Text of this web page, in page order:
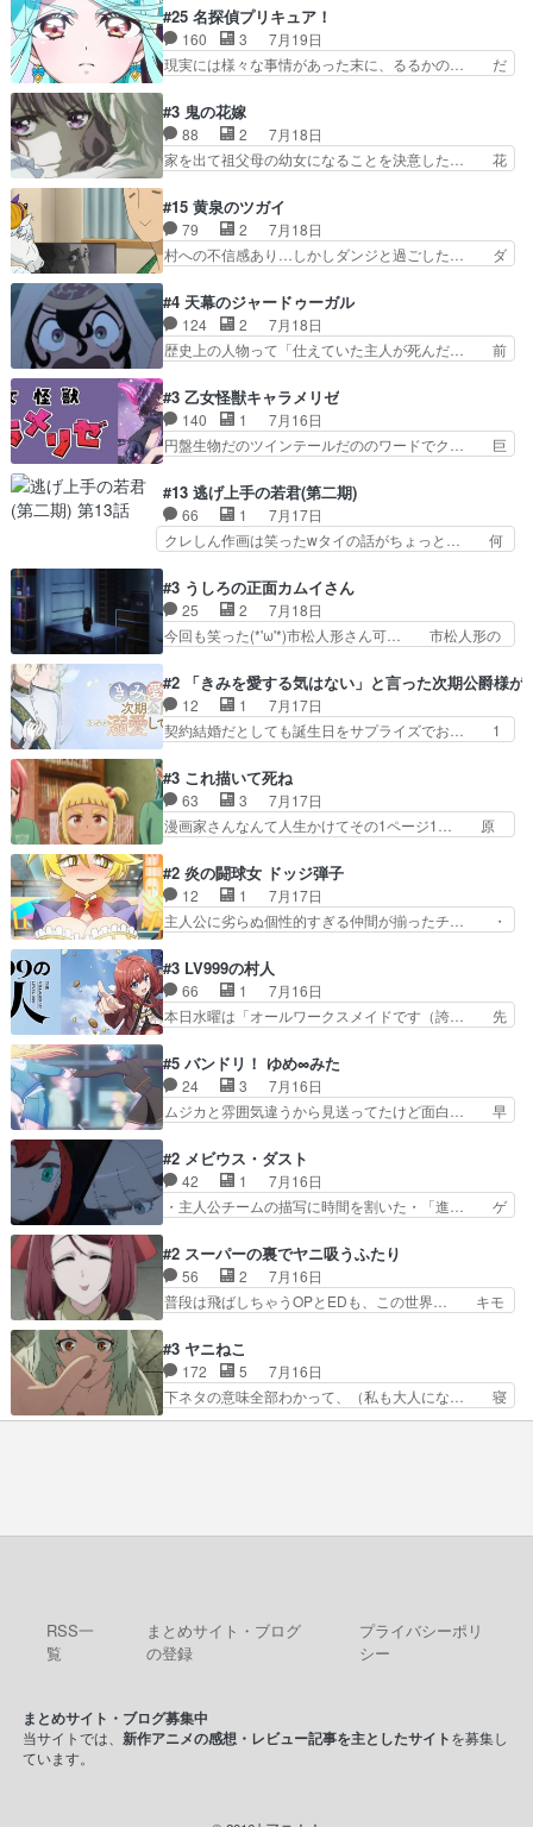
母親を失い、アウェーの… ３話の地味に好きポイ
ントは、冒頭でララが… ボクシング部部員たちの
設定を公開！辻さん…
家事を頑張り過ぎてテストの結果が酷く… 糸ちゃ
んと源くん、類くんのお買い物シーン… ３話にし
てもう普通に物語が楽しみになっち… 類くんの将
来の夢が微笑ましいまだまだ甘え… 前髪ぱっつん
活するようになってからの話… 最後の「かわい
い」の破壊力よ…あれは成田… 糸と4人の弟の関
わり方がどう変化していく…
#25 名探偵プリキュア！
160 3
7月19日
現実には様々な事情があった末に、るるかの… だ
レール編の始まり、エリザさんの回で「… 「マジ
ラ」と言えば同時上映の「公タロウ」… キュアエ
クレールはやっぱりくれあだったか… エクレール
は誰だ編、遂に答え合わせの時だ… これで自分も
の何もない日常※もっと密着… LIMITかも知れな
い。キュアエクレール… ・解決編、完全に前4話
で謎解きさせるスタ…
#3 鬼の花嫁
88 2
7月18日
家を出て祖父母の幼女になることを決意した… 花
コミどころが多すぎてある意味おもしろ… 胸が凄
くスカッっとしたずっと苦痛を伴って… 祖父母に
人の心があってよかった。それにし… 柚子が家族
と決別する回柚子を傷つけた瑶太… 今期のアニメ
守る姿や祖母の語る玲夜の眼… 常に言ってるけ
ど、ラブコメの主役にも魅力… 家族にずっと理不
尽に虐げられ、我慢を強い…
#15 黄泉のツガイ
79 2
7月18日
村への不信感あり…しかしダンジと過ごした… ダ
ジとの思い出を振り返るユルの表情が本… それぞ
れの思惑が複雑に絡み合い、物語がさ… ユルは一
人になりたいのに、犬がそっと寄り… ダンジが
「俺は側にいる」と言ってくれた幼… 偽りだけで
存在だったからこそ真実が重く… これまで積み重
ねてきた信頼があるからこそ… 一瞬スタッフのユ
ーモア全開爆笑シーンが普…
#4 天幕のジャードゥーガル
124 2
7月18日
歴史上の人物って「仕えていた主人が死んだ… 前
した側にも人としての温かい暮らしがあ… ソルコ
クタニは本を奪うために起こった悲劇… 原論はあ
なた達には当たり前でも私達には始… 周りの同胞
がモンゴルの暮らしに慣れていく… 「肉の味を
になんか既視感を覚えるけどな… ソルコクタニが
憎むべき人であり、かつての… ラストの展開でぞ
くっとした。そういう方向…
#3 乙女怪獣キャラメリゼ
140 1
7月16日
円盤生物だのツインテールだののワードでク… 巨
クロたんのちょっとしたサービスカット… 面白い
設定の作品だね。夢の国デート回は怪… 結構評判
になってたので見てみたけど、評判… 今時初デー
トでそのチョイスは一発アウトだ… 結構、少女マ
お互いの誤解が解けてよかっ… 円盤購入を検討し
始めるくらい最高だったな… 1人のjkとして普通
に生きたいのにそれを…
#13 逃げ上手の若君(第二期)
66 1
7月17日
クレしん作画は笑ったwタイの話がちょっと… 何
の講談から始まり途中も実写演出入った… 相変わ
らずコミカルなKAMAKURA良く… 動画検査させ
ていただきました！待ちに待っ… 1期目の導入も
だけれどもぉ2期目の導入も… 観てたらいつの間
党、Bパートでは庇番衆。… 故郷は遠きにありて
思ふものそれは時行の鎌… というただの日常回か
と思いきや、そこから…
#3 うしろの正面カムイさん
25 2
7月18日
今回も笑った(*'ω'*)市松人形さん可… 市松人形の
の仕事を思わせるケレン味作画… あいかわらず杉
田さんのアドリブっぽいなに… ギャグもいいし作
画も綺麗このシーンは原作… 呪いの人形は仲間に
なるの怪奇組とのネタ被… 呪いの人形、人形相手
のテンポの良さが光… 呪いの人形ドジっ子すぎる
しかも仲間になる… 呪いの人形がビビっとるぞ。
今回あんまりエ…
#2 「きみを愛する気はない」と言った次期公爵様が
12 1
7月17日
契約結婚だとしても誕生日をサプライズでお… 1
いろあったんだな。奥様の心が彼の心を… 政略結
婚による妬みから色んな嫌がらせを受… 【今夜の
アニメAは…】前向き没落令嬢×こ… マウントに
気付かない素直な主人公大丈夫か… もうユリウス
それでいいのか？と思わない… 貴族は階級社会で
大変だ。や、やはり同性に… 第２話をU-NEXTで
視聴しました。視聴…
#3 これ描いて死ね
63 3
7月17日
漫画家さんなんて人生かけてその1ページ1… 原
きで真っ直ぐな主人公と、拗らせに拗ら… にて、
落語部長役で出演させていただきまし… すげえお
もしろかった。アバンの諸星大二郎… ◤￣￣￣￣
￣￣￣￣￣￣￣￣￣￣名場面アイ… メンバーと部
んなジャンル描いてどんどん… 春の南東の空のお
とめ座付近明るい星は20… 明るい現役の青春と
暗い過去の情念とが良い…
#2 炎の闘球女 ドッジ弾子
12 1
7月17日
主人公に劣らぬ個性的すぎる仲間が揃ったチ… ・
登場!因縁のライバル!善の立ち位置で… しょーも
な…こんなもん真面目に見たらバカ… 宿命のライ
バルの襲撃に始まり、燃えるシチ… 早くもライバ
ルチーム。敵もなかなかに個性… があると思った
部も登場し、魅力的なキ… やはり強敵に勝つには
特訓だよ。平仮名で呼… ライバル登場から特訓ま
で異常なテンポと異…
#3 LV999の村人
66 1
7月16日
本日水曜は「オールワークスメイドです（誇… 先
22:59まで！✦キャストサイン入り… 人族と魔族
の融合を目指す浩二…目指すもの… アリスとメノ
ウの話から魔王軍の大規模な宣… 鏡から「アリ
ス、共存の道はやっぱ険しいぜ… 鏡とソフトクリ
浩二の揺るがない信念に思… 鏡さん、活躍する度
に好感度爆上がりですね… ケンタウロス族面白か
ったですね♪タカコち…
#5 バンドリ！ ゆめ∞みた
24 3
7月16日
ムジカと雰囲気違うから見送ってたけど面白… 早
れが偶然イベント会場に居合わせてしま… ビオラ
こいつほんま……残りの2人はビオラ… 見てて興
奮と息苦しさを同時に感じさせるビ… ビオラちゃ
んのお陰であられちゃんと律ちゃ… ・日本語特有
に今期一の悪役がいたとは。… 友達との会話でフ
ェアリィブゥケのイベント… ・ビオラはあられを
見つけて悪だくみを策略…
#2 メビウス・ダスト
42 1
7月16日
・主人公チームの描写に時間を割いた・「進… ゲ
主人公の強火古参ファン出てきたけど何… 勝利に
浮かれる面々の中、アラキは自分の能… ラムスは
隕石で負傷した体の部位を補修した… 次のゲーム
での対決のエピソード。そうなっ… ポリスホッパ
はない3話も大差なかったら… うーん…キャラが
どんどん出てくるが紹介が… お話が平坦なのよ
ね。なんかこう内輪だけで…
#2 スーパーの裏でヤニ吸うふたり
56 2
7月16日
普段は飛ばしちゃうOPとEDも、この世界… キモ
にヒロイン（山田/田山）のアンニュ… こんどは
そっちが機嫌わる。永遠に気づかん… 昨日は寝落
ちしてしまったので都合の良い女… 新卒で泣かせ
て怒られたり煙草の匂いにがっ… 2人(1人)と近づ
#3 ヤニねこ
172 5
7月16日
下ネタの意味全部わかって、（私も大人にな… 寝
ゲロってそんなヤバかったんか。じゃ、寝… 生活
RSS一
覧
まとめサイト・ブログ
の登録
プライバシーポリ
シー
まとめサイト・ブログ募集中
当サイトでは、 新作アニメの感想・レビュー記事を主としたサイトを募集し
ています。